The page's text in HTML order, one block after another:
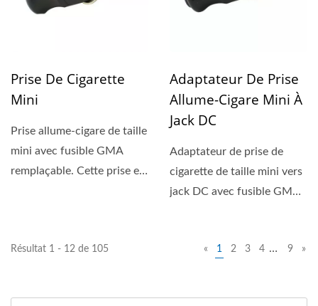
Prise De Cigarette
Mini
Prise allume-cigare de taille
mini avec fusible GMA
remplaçable. Cette prise est
Adaptateur De Prise
Allume-Cigare Mini À
Jack DC
Adaptateur de prise de
cigarette de taille mini vers
jack DC avec fusible GMA
Résultat 1 - 12 de 105 « 1 2 3 4 … 9 »